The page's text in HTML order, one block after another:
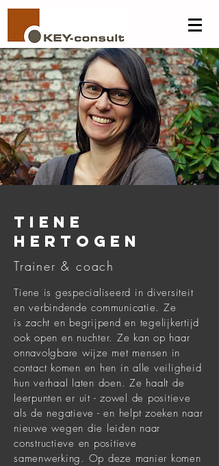
tiene
hertogen
Trainer & coach
Tiene is gespecialiseerd in diversiteit
en verbindende communicatie. Ze
is zacht en begrijpend en tegelijkertijd
ook open en nuchter. Ze kan op haar
onnavolgbare wijze met mensen in
contact komen en hen in alle veiligheid
hun verhaal laten doen. Ze haalt de
leerpunten er uit - zowel de positieve
als de negatieve - en helpt zoeken naar
nieuwe wegen die leiden naar
constructieve en positieve
samenwerking. Op deze manier komen